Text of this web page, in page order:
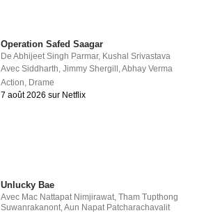
Operation Safed Saagar
DeAbhijeet Singh Parmar, Kushal Srivastava
AvecSiddharth ,Jimmy Shergill ,Abhay Verma
Action Drame
7 août 2026 sur Netflix
Unlucky Bae
Avec Mac Nattapat Nimjirawat,Tham Tupthong
Suwanrakanont,Aun Napat Patcharachavalit